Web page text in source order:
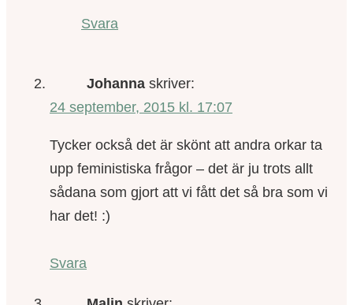
Svara
Johanna skriver:
24 september, 2015 kl. 17:07
Tycker också det är skönt att andra orkar ta
upp feministiska frågor – det är ju trots allt
sådana som gjort att vi fått det så bra som vi
har det! :)
Svara